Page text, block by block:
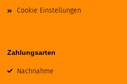
Cookie Einstellungen
Zahlungsarten
Nachnahme